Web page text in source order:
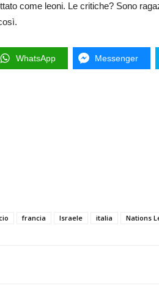
come leoni. Le critiche? Sono
WhatsApp Messenger
francia Israele italia Nations